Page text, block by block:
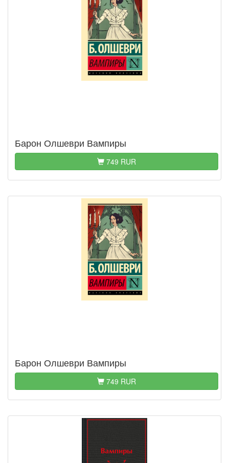
Барон Олшеври Вампиры
749 RUR
Барон Олшеври Вампиры
749 RUR